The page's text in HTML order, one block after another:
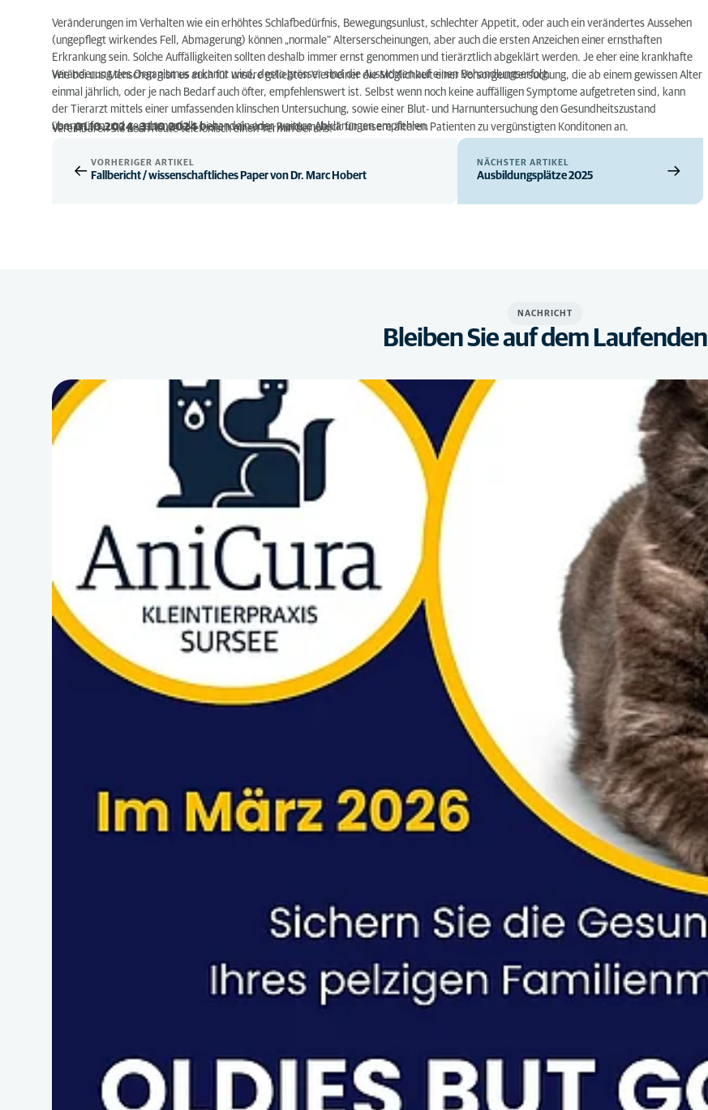
Veränderungen im Verhalten wie ein erhöhtes Schlafbedürfnis, Bewegungsunlust, schlechter Appetit, oder auch ein verändertes Aussehen
(ungepflegt wirkendes Fell, Abmagerung) können „normale“ Alterserscheinungen, aber auch die ersten Anzeichen einer ernsthaften
Erkrankung sein. Solche Auffälligkeiten sollten deshalb immer ernst genommen und tierärztlich abgeklärt werden. Je eher eine krankhafte
Veränderung des Organismus erkannt wird, desto grösser sind die Aussichten auf einen Behandlungserfolg.
Wie bei uns Menschen gibt es auch für unsere geliebten Vierbeiner die Möglichkeit einer Vorsorgeuntersuchung, die ab einem gewissen Alter
einmal jährlich, oder je nach Bedarf auch öfter, empfehlenswert ist. Selbst wenn noch keine auffälligen Symptome aufgetreten sind, kann
der Tierarzt mittels einer umfassenden klinschen Untersuchung, sowie einer Blut- und Harnuntersuchung den Gesundheitszustand
überprüfen und gegebenenfalls behandeln oder weitere Abklärungen empfehlen.
Vom01.10.2024 - 31.10.2024bieten wir einen Rundumcheck für unsere älteren Patienten zu vergünstigten Konditonen an.
Vereinbaren Sie noch heute telefonisch einen Termin bei uns!
VORHERIGER ARTIKEL
Fallbericht / wissenschaftliches Paper von Dr. Marc Hobert
NÄCHSTER ARTIKEL
Ausbildungsplätze 2025
NACHRICHT
Bleiben Sie auf dem Laufenden